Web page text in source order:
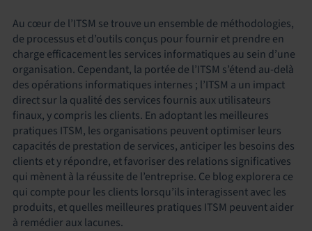
Au cœur de l’ITSM se trouve un ensemble de méthodologies,
de processus et d’outils conçus pour fournir et prendre en
charge efficacement les services informatiques au sein d’une
organisation. Cependant, la portée de l’ITSM s’étend au-delà
des opérations informatiques internes ; l’ITSM a un impact
direct sur la qualité des services fournis aux utilisateurs
finaux, y compris les clients. En adoptant les meilleures
pratiques ITSM, les organisations peuvent optimiser leurs
capacités de prestation de services, anticiper les besoins des
clients et y répondre, et favoriser des relations significatives
qui mènent à la réussite de l’entreprise. Ce blog explorera ce
qui compte pour les clients lorsqu’ils interagissent avec les
produits, et quelles meilleures pratiques ITSM peuvent aider
à remédier aux lacunes.